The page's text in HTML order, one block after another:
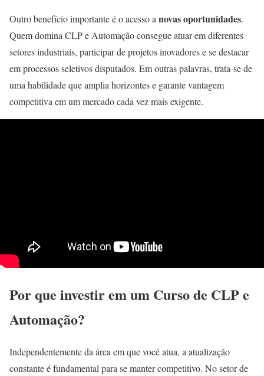
Outro benefício importante é o acesso a novas oportunidades.
Quem domina CLP e Automação consegue atuar em diferentes
setores industriais, participar de projetos inovadores e se destacar
em processos seletivos disputados. Em outras palavras, trata-se de
uma habilidade que amplia horizontes e garante vantagem
competitiva em um mercado cada vez mais exigente.
Por que investir em um Curso de CLP e
Automação?
Independentemente da área em que você atua, a atualização
constante é fundamental para se manter competitivo. No setor de